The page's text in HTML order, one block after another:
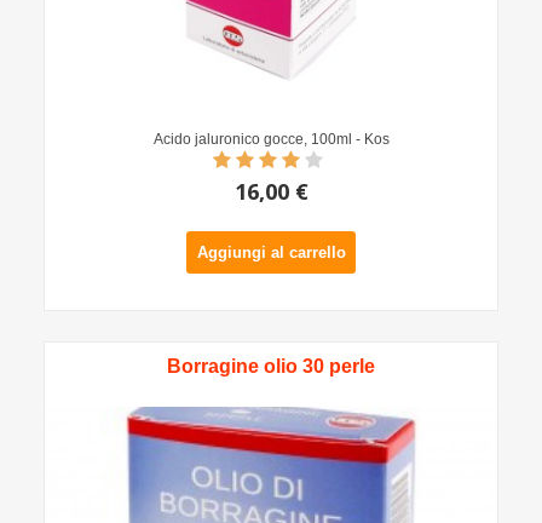
Acido jaluronico gocce, 100ml - Kos
16,00 €
Aggiungi al carrello
Borragine olio 30 perle